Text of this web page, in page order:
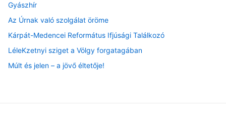
Gyászhír
Az Úrnak való szolgálat öröme
Kárpát-Medencei Református Ifjúsági Találkozó
LéleKzetnyi sziget a Völgy forgatagában
Múlt és jelen – a jövő éltetője!